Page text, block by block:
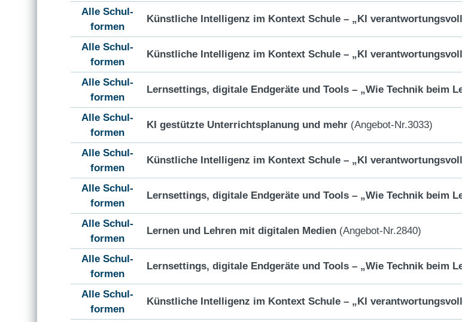
Alle Schul-
formen
Künstliche Intelligenz im Kontext Schule – „KI
Alle Schul-
formen
Künstliche Intelligenz im Kontext Schule – „KI
Alle Schul-
formen
Lernsettings, digitale Endgeräte und Tools – „Wie Technik beim
Alle Schul-
formen
KI gestützte Unterrichtsplanung und mehr (Angebot-Nr.3033)
Alle Schul-
formen
Künstliche Intelligenz im Kontext Schule – „KI
Alle Schul-
formen
Lernsettings, digitale Endgeräte und Tools – „Wie Technik beim
Alle Schul-
formen
Lernen und Lehren mit digitalen Medien (Angebot-Nr.2840)
Alle Schul-
formen
Lernsettings, digitale Endgeräte und Tools – „Wie Technik beim
Alle Schul-
formen
Künstliche Intelligenz im Kontext Schule – „KI